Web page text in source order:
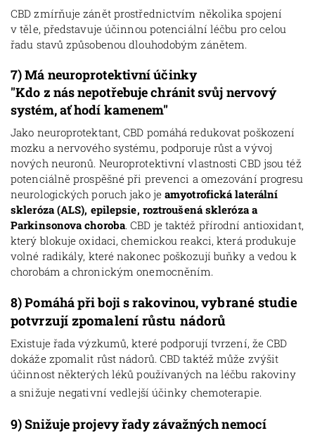
CBD zmírňuje zánět prostřednictvím několika spojení
v těle, představuje účinnou potenciální léčbu pro celou
řadu stavů způsobenou dlouhodobým zánětem.
7)Má neuroprotektivní účinky
"Kdo z nás nepotřebuje chránit svůj nervový
systém, ať hodí kamenem"
Jako neuroprotektant, CBD pomáhá redukovat poškození
mozku a nervového systému, podporuje růst a vývoj
nových neuronů. Neuroprotektivní vlastnosti CBD jsou též
potenciálně prospěšné při prevenci a omezování progresu
neurologických poruch jako jeamyotrofická laterální
skleróza (ALS), epilepsie, roztroušená skleróza a
Parkinsonova choroba. CBD je taktéž přírodní antioxidant,
který blokuje oxidaci, chemickou reakci, která produkuje
volné radikály, které nakonec poškozují buňky a vedou k
chorobám a chronickým onemocněním.
8)Pomáhá při boji s rakovinou, vybrané studie
potvrzují zpomalení růstu nádorů
Existuje řada výzkumů, které podporují tvrzení, že CBD
dokáže zpomalit růst nádorů. CBD taktéž může zvýšit
účinnost některých léků používaných na léčbu rakoviny
a snižuje negativní vedlejší účinky chemoterapie.
9)Snižuje projevy řady závažných nemocí